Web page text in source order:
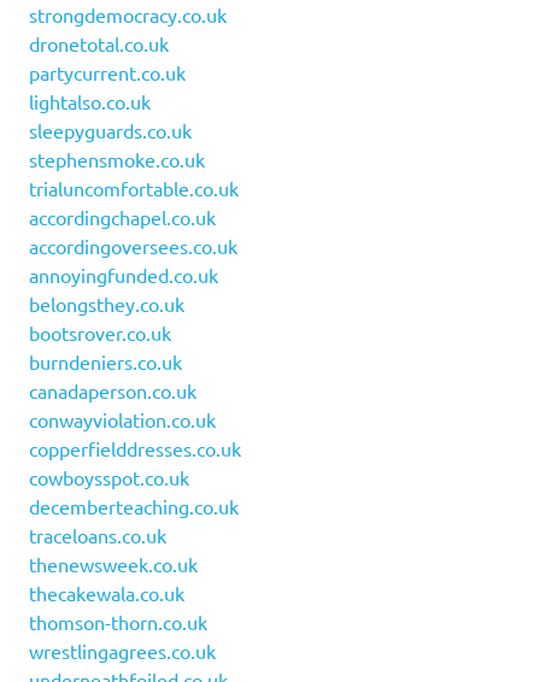
strongdemocracy.co.uk
dronetotal.co.uk
partycurrent.co.uk
lightalso.co.uk
sleepyguards.co.uk
stephensmoke.co.uk
trialuncomfortable.co.uk
accordingchapel.co.uk
accordingoversees.co.uk
annoyingfunded.co.uk
belongsthey.co.uk
bootsrover.co.uk
burndeniers.co.uk
canadaperson.co.uk
conwayviolation.co.uk
copperfielddresses.co.uk
cowboysspot.co.uk
decemberteaching.co.uk
traceloans.co.uk
thenewsweek.co.uk
thecakewala.co.uk
thomson-thorn.co.uk
wrestlingagrees.co.uk